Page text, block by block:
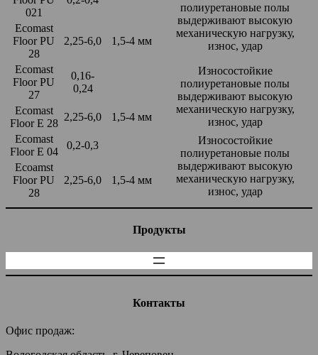
021
полиуретановые полы
выдерживают высокую
механическую нагрузку,
износ, удар
Ecomast
Floor PU
28
2,25-6,0 1,5-4 мм
Ecomast
Floor PU
27
0,16-
0,24
Износостойкие
полиуретановые полы
выдерживают высокую
механическую нагрузку,
износ, удар
Ecomast
Floor E 28
2,25-6,0
1,5-4 мм
Ecomast
Floor E 04
0,2-0,3
Износостойкие
полиуретановые полы
выдерживают высокую
механическую нагрузку,
износ, удар
Ecoamst
Floor PU
28
2,25-6,0 1,5-4 мм
Продукты
Контакты
Офис продаж: